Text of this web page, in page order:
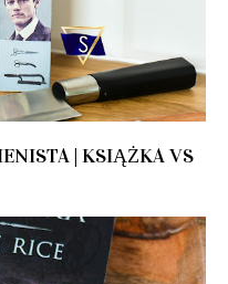
| KSIĄŻKA VS